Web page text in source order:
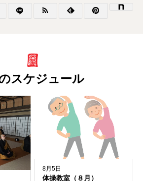
スケジュール
8月5日
体操教室（８月）